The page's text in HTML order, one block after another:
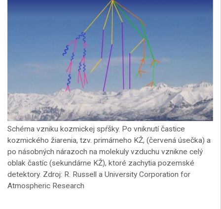
Schéma vzniku kozmickej spŕšky. Po vniknutí častice
kozmického žiarenia, tzv. primárneho KŽ, (červená úsečka) a
po násobných nárazoch na molekuly vzduchu vznikne celý
oblak častíc (sekundárne KŽ), ktoré zachytia pozemské
detektory. Zdroj: R. Russell a University Corporation for
Atmospheric Research